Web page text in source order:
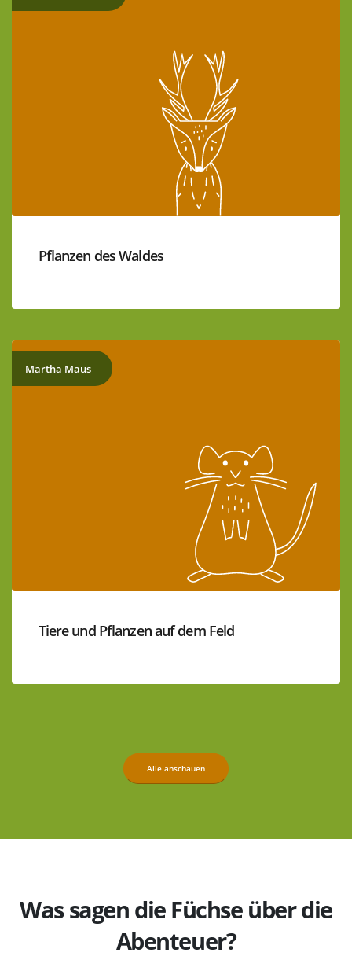
Pflanzen des Waldes
Martha Maus
Tiere und Pflanzen auf dem Feld
Alle anschauen
Was sagen die Füchse über die
Abenteuer?